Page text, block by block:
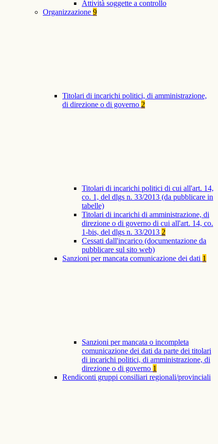
Attività soggette a controllo
Organizzazione 9
Titolari di incarichi politici, di amministrazione,
di direzione o di governo 2
Titolari di incarichi politici di cui all'art. 14,
co. 1, del dlgs n. 33/2013 (da pubblicare in
tabelle)
Titolari di incarichi di amministrazione, di
direzione o di governo di cui all'art. 14, co.
1-bis, del dlgs n. 33/2013 2
Cessati dall'incarico (documentazione da
pubblicare sul sito web)
Sanzioni per mancata comunicazione dei dati 1
Sanzioni per mancata o incompleta
comunicazione dei dati da parte dei titolari
di incarichi politici, di amministrazione, di
direzione o di governo 1
Rendiconti gruppi consiliari regionali/provinciali